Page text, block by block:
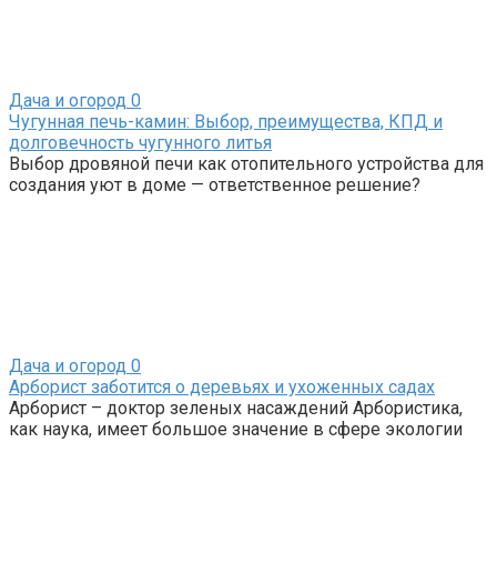
Дача и огород 0
Чугунная печь-камин: Выбор, преимущества, КПД и
долговечность чугунного литья
Выбор дровяной печи как отопительного устройства для
создания уют в доме — ответственное решение?
Дача и огород 0
Арборист заботится о деревьях и ухоженных садах
Арборист – доктор зеленых насаждений Арбористика,
как наука, имеет большое значение в сфере экологии